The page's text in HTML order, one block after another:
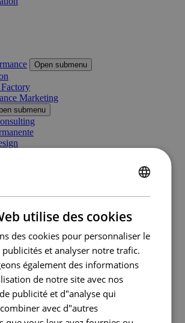
Open submenu
Marketing
submenu
Management
Store
Services
Platform
Projectutilise des cookies
des cookies pour personnaliser le
publicités et analyser notre trafic.
également des informations
de notre site avec nos
publicité et d"analyse qui
avec d"autres